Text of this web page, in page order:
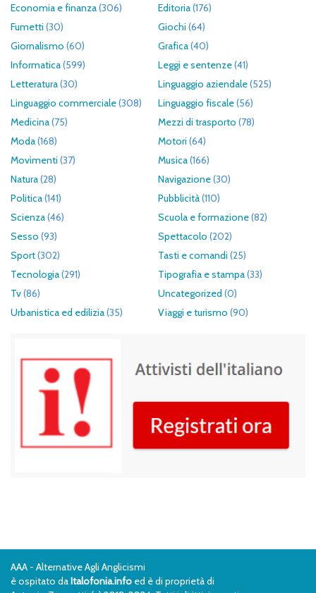
Economia e finanza(306) Editoria(176)
Fumetti (30) Giochi (64)
Giornalismo (60) Grafica(40)
Informatica(599) Leggi e sentenze(41)
Letteratura(30) Linguaggio aziendale(525)
Linguaggio commerciale(308) Linguaggio fiscale(56)
Medicina(75) Mezzi di trasporto (78)
Moda(168) Motori (64)
Movimenti (37) Musica(166)
Natura(28) Navigazione(30)
Politica(141) Pubblicità(110)
Scienza(46) Scuola e formazione(82)
Sesso (93) Spettacolo (202)
Sport(302) Tasti e comandi (25)
Tecnologia(291) Tipografia e stampa(33)
Tv(86) Uncategorized (0)
Urbanistica ed edilizia(35) Viaggi e turismo (90)
AAA - Alternative Agli Anglicismi
è ospitato daItalofonia.info ed è di proprietà di